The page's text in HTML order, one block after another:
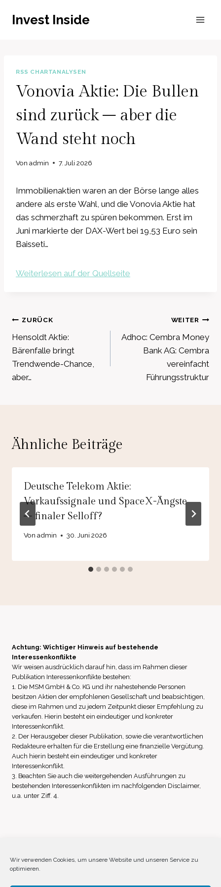
Wir verwenden Cookies, um unsere Website und unseren Service zu
optimieren.
InhaltInvest Inside
RSS CHARTANALYSEN
Vonovia Aktie: Die Bullen
sind zurück – aber die
Wand steht noch
Von admin 7. Juli 2026
Immobilienaktien waren an der Börse lange alles
andere als erste Wahl, und die Vonovia Aktie hat
das schmerzhaft zu spüren bekommen. Erst im
Juni markierte der DAX-Wert bei 19,53 Euro sein
Baisseti…
Weiterlesen auf der Quellseite
Beitragsnavigation
ZURÜCK
Hensoldt Aktie:
Bärenfalle bringt
Trendwende-Chance,
aber…
WEITER
Adhoc: Cembra Money
Bank AG: Cembra
vereinfacht
Führungsstruktur
Ähnliche Beiträge
Deutsche Telekom Aktie:
Verkaufssignale und SpaceX-Ängste
– finaler Selloff?
Von admin 30. Juni 2026
Achtung: Wichtiger Hinweis auf bestehende
Interessenkonflikte
Wir weisen ausdrücklich darauf hin, dass im Rahmen dieser
Publikation Interessenkonflikte bestehen:
1. Die MSM GmbH & Co. KG und ihr nahestehende Personen
besitzen Aktien der empfohlenen Gesellschaft und beabsichtigen,
diese im Rahmen und zu jedem Zeitpunkt dieser Empfehlung zu
verkaufen. Hierin besteht ein eindeutiger und konkreter
Interessenkonflikt.
2. Der Herausgeber dieser Publikation, sowie die verantwortlichen
Redakteure erhalten für die Erstellung eine finanzielle Vergütung.
Auch hierin besteht ein eindeutiger und konkreter
Interessenkonflikt.
3. Beachten Sie auch die weitergehenden Ausführungen zu
bestehenden Interessenkonflikten im nachfolgenden Disclaimer,
u.a. unter Ziff. 4.
Impressum Datenschutz
Disclaimer